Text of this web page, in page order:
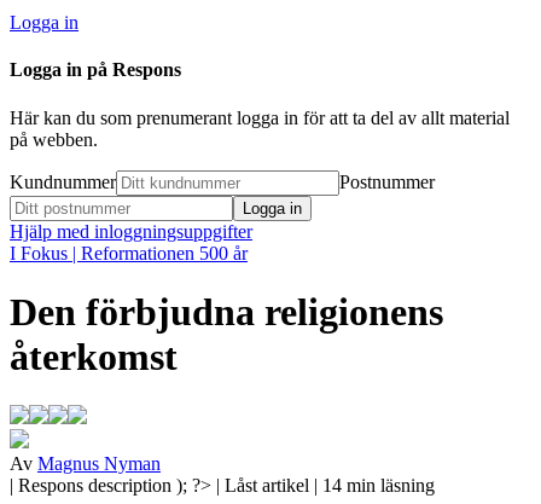
Logga in
Logga in på Respons
Här kan du som prenumerant logga in för att ta del av allt material
på webben.
Kundnummer Postnummer
Hjälp med inloggningsuppgifter
I Fokus | Reformationen 500 år
Den förbjudna religionens
återkomst
Av Magnus Nyman
| Respons description ); ?> | Låst artikel | 14 min läsning